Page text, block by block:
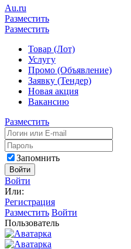
Au.ru
Разместить
Разместить
Товар (Лот)
Услугу
Промо (Объявление)
Заявку (Тендер)
Новая акция
Вакансию
Разместить
Запомнить
Войти
Войти
Или:
Регистрация
Разместить Войти
Пользователь